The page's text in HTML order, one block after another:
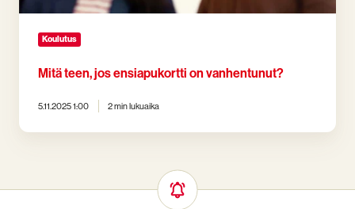
Koulutus
Mitä teen, jos ensiapukortti on vanhentunut?
5.11.2025 1:00 2 min lukuaika